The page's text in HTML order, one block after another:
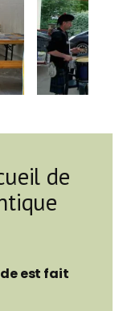
de
est fait